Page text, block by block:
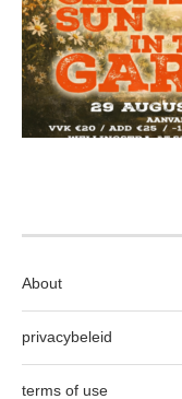
About
privacybeleid
terms of use